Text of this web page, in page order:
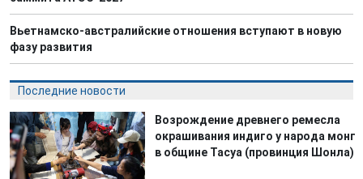
Вьетнамско-австралийские отношения вступают в новую
фазу развития
Последние новости
Возрождение древнего ремесла
окрашивания индиго у народа монг
в общине Тасуа (провинция Шонла)